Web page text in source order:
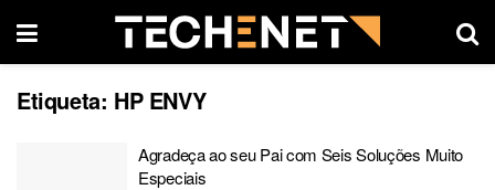
Etiqueta: HP ENVY
Agradeça ao seu Pai com Seis Soluções Muito
Especiais